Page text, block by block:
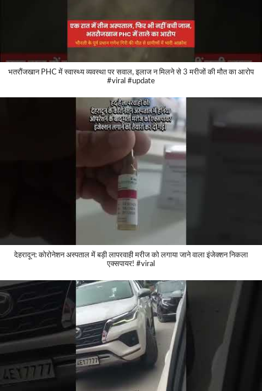
भतरौंजखान PHC में स्वास्थ्य व्यवस्था पर सवाल, इलाज न मिलने से 3 मरीजों की मौत का आरोप
#viral #update
देहरादून: कोरोनेशन अस्पताल में बड़ी लापरवाही मरीज को लगाया जाने वाला इंजेक्शन निकला
एक्सपायर! #viral